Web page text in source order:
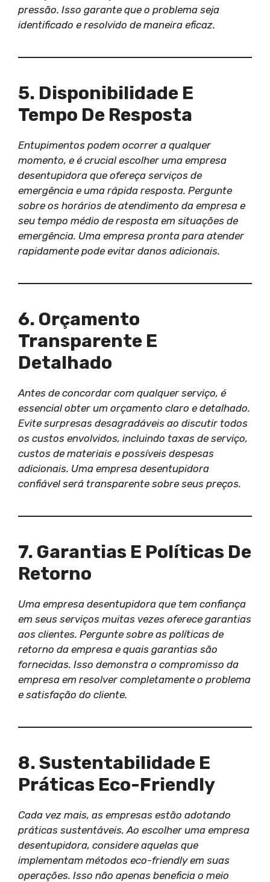
pressão. Isso garante que o problema seja
identificado e resolvido de maneira eficaz.
5. Disponibilidade E
Tempo De Resposta
Entupimentos podem ocorrer a qualquer
momento, e é crucial escolher uma empresa
desentupidora que ofereça serviços de
emergência e uma rápida resposta. Pergunte
sobre os horários de atendimento da empresa e
seu tempo médio de resposta em situações de
emergência. Uma empresa pronta para atender
rapidamente pode evitar danos adicionais.
6. Orçamento
Transparente E
Detalhado
Antes de concordar com qualquer serviço, é
essencial obter um orçamento claro e detalhado.
Evite surpresas desagradáveis ​​ao discutir todos
os custos envolvidos, incluindo taxas de serviço,
custos de materiais e possíveis despesas
adicionais. Uma empresa desentupidora
confiável será transparente sobre seus preços.
7. Garantias E Políticas De
Retorno
Uma empresa desentupidora que tem confiança
em seus serviços muitas vezes oferece garantias
aos clientes. Pergunte sobre as políticas de
retorno da empresa e quais garantias são
fornecidas. Isso demonstra o compromisso da
empresa em resolver completamente o problema
e satisfação do cliente.
8. Sustentabilidade E
Práticas Eco-Friendly
Cada vez mais, as empresas estão adotando
práticas sustentáveis. Ao escolher uma empresa
desentupidora, considere aquelas que
implementam métodos eco-friendly em suas
operações. Isso não apenas beneficia o meio